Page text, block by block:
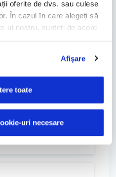
oferite de dvs. sau culese
În cazul în care alegeți să
ul nostru, sunteți de acord
Afişare
toate
uri necesare